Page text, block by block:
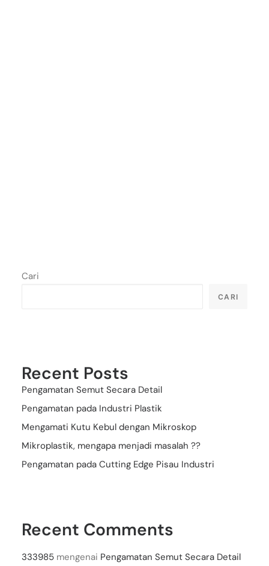
Cari
CARI
Recent Posts
Pengamatan Semut Secara Detail
Pengamatan pada Industri Plastik
Mengamati Kutu Kebul dengan Mikroskop
Mikroplastik, mengapa menjadi masalah ??
Pengamatan pada Cutting Edge Pisau Industri
Recent Comments
333985 mengenai Pengamatan Semut Secara Detail